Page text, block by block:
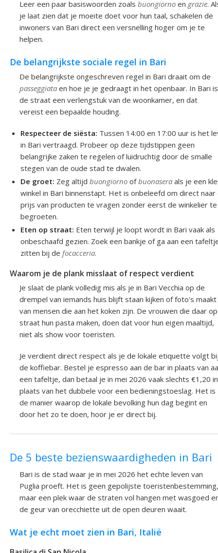
Leer een paar basiswoorden zoals buongiorno en grazie.
je laat zien dat je moeite doet voor hun taal, schakelen de
inwoners van Bari direct een versnelling hoger om je te
helpen.
De belangrijkste sociale regel in Bari
De belangrijkste ongeschreven regel in Bari draait om de
passeggiata en hoe je je gedraagt in het openbaar. In Bari is
de straat een verlengstuk van de woonkamer, en dat
vereist een bepaalde houding.
Respecteer de siësta: Tussen 14:00 en 17:00 uur is het
in Bari vertraagd. Probeer op deze tijdstippen geen
belangrijke zaken te regelen of luidruchtig door de smalle
stegen van de oude stad te dwalen.
De groet: Zeg altijdbuongiorno ofbuonasera als je een
winkel in Bari binnenstapt. Het is onbeleefd om direct naar
prijs van producten te vragen zonder eerst de winkelier te
begroeten.
Eten op straat: Eten terwijl je loopt wordt in Bari vaak als
onbeschaafd gezien. Zoek een bankje of ga aan een
zitten bij defocacceria.
Waarom je de plank misslaat of respect verdient
Je slaat de plank volledig mis als je in Bari Vecchia op de
drempel van iemands huis blijft staan kijken of foto's maakt
van mensen die aan het koken zijn. De vrouwen die daar op
straat hun pasta maken, doen dat voor hun eigen maaltijd,
niet als show voor toeristen.
Je verdient direct respect als je de lokale etiquette volgt
de koffiebar. Bestel je espresso aan de bar in plaats van
een tafeltje, dan betaal je in mei 2026 vaak slechts €1,20 in
plaats van het dubbele voor een bedieningstoeslag. Het is
de manier waarop de lokale bevolking hun dag begint en
door het zo te doen, hoor je er direct bij.
De 5 beste bezienswaardigheden in Bari
Bari is de stad waar je in mei 2026 het echte leven van
Puglia proeft. Het is geen gepolijste toeristenbestemming,
maar een plek waar de straten vol hangen met wasgoed
de geur van orecchiette uit de open deuren waait.
Wat je echt moet zien in Bari, Italië